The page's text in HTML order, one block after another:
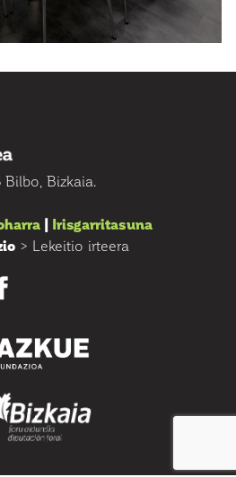
Bilbo, Bizkaia.
| Irisgarritasuna
> Lekeitio irteera